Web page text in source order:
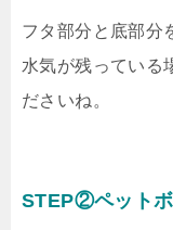
フタ部分と底部分
水気が残っている
ださいね。
STEP②ペットボ